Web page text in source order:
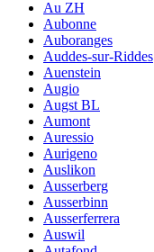
Au ZH
Aubonne
Auboranges
Auddes-sur-Riddes
Auenstein
Augio
Augst BL
Aumont
Auressio
Aurigeno
Auslikon
Ausserberg
Ausserbinn
Ausserferrera
Auswil